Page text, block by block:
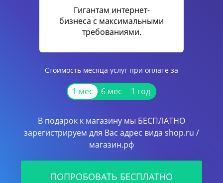
Гигантам интернет-
бизнеса с максимальными
требованиями.
Стоимость месяца услуг при оплате за
1 мес 6 мес 1 год
В подарок к магазину мы БЕСПЛАТНО
зарегистрируем для Вас адрес вида shop.ru /
магазин.рф
ПОПРОБОВАТЬ БЕСПЛАТНО